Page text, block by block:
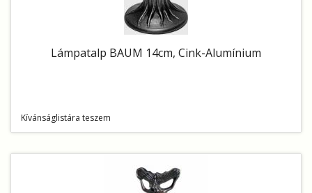
Lámpatalp BAUM 14cm, Cink-Alumínium
Kívánságlistára teszem